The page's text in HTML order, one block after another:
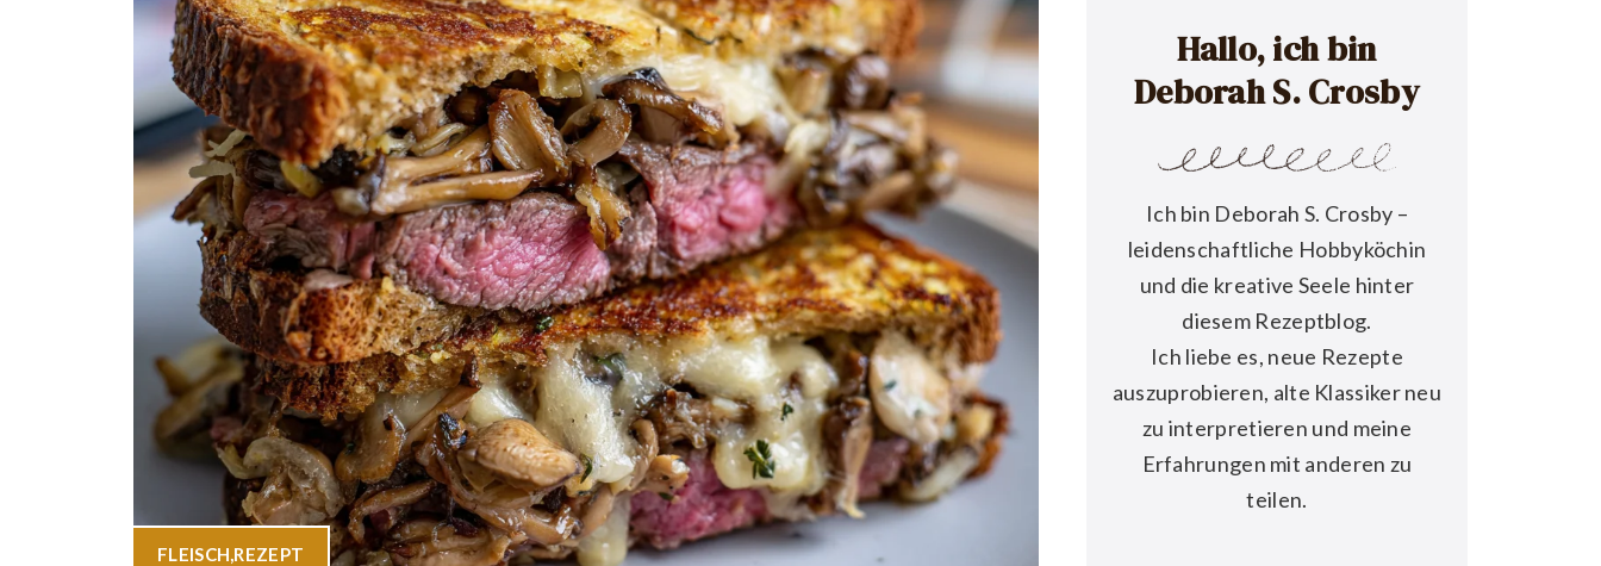
FLEISCH,REZEPT
Hallo, ich bin
Deborah S. Crosby
Ich bin Deborah S. Crosby –
leidenschaftliche Hobbyköchin
und die kreative Seele hinter
diesem Rezeptblog.
Ich liebe es, neue Rezepte
auszuprobieren, alte Klassiker neu
zu interpretieren und meine
Erfahrungen mit anderen zu
teilen.